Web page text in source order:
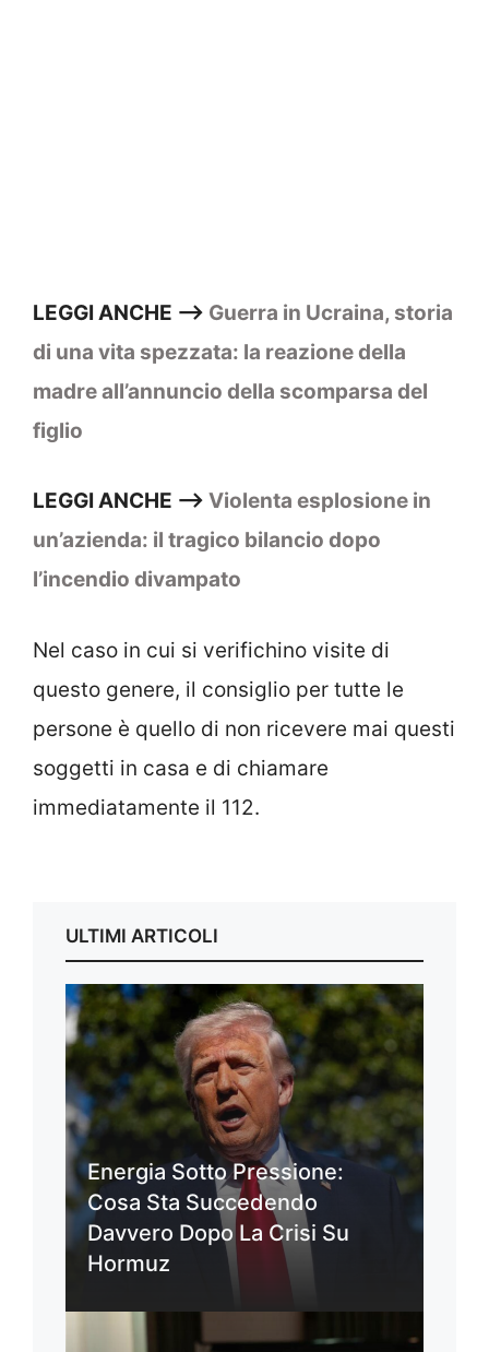
LEGGI ANCHE —> Guerra in Ucraina, storia
di una vita spezzata: la reazione della
madre all’annuncio della scomparsa del
figlio
LEGGI ANCHE —> Violenta esplosione in
un’azienda: il tragico bilancio dopo
l’incendio divampato
Nel caso in cui si verifichino visite di
questo genere, il consiglio per tutte le
persone è quello di non ricevere mai questi
soggetti in casa e di chiamare
immediatamente il 112.
ULTIMI ARTICOLI
Energia Sotto Pressione:
Cosa Sta Succedendo
Davvero Dopo La Crisi Su
Hormuz